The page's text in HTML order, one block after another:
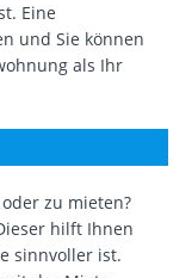
Eine
und Sie können
als Ihr
zu mieten?
hilft Ihnen
sinnvoller ist.